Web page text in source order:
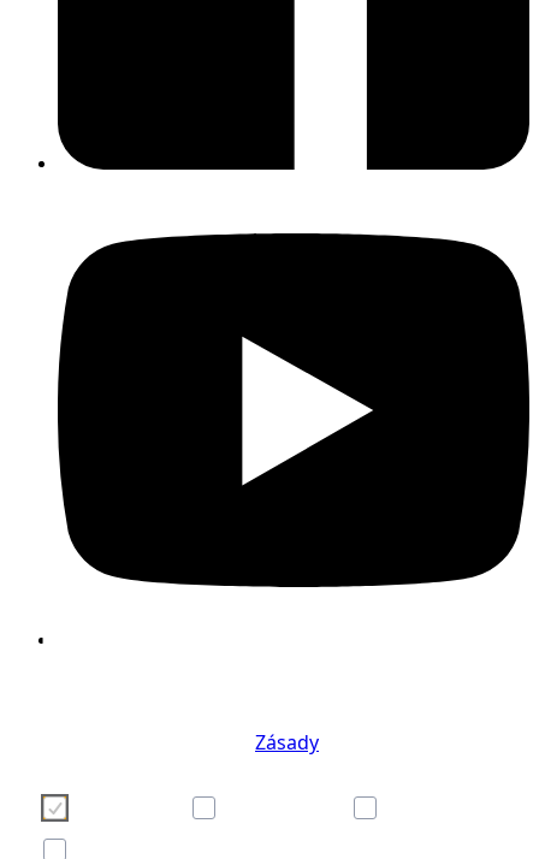
Používáme cookies, abychom pro Vás
Zásady